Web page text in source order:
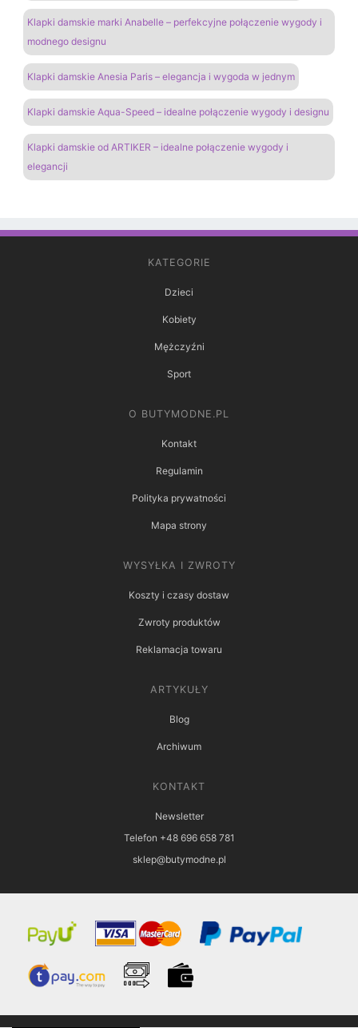
Klapki damskie marki Anabelle – perfekcyjne połączenie wygody i
modnego designu
Klapki damskie Anesia Paris – elegancja i wygoda w jednym
Klapki damskie Aqua-Speed – idealne połączenie wygody i designu
Klapki damskie od ARTIKER – idealne połączenie wygody i
elegancji
KATEGORIE
Dzieci
Kobiety
Mężczyźni
Sport
O BUTYMODNE.PL
Kontakt
Regulamin
Polityka prywatności
Mapa strony
WYSYŁKA I ZWROTY
Koszty i czasy dostaw
Zwroty produktów
Reklamacja towaru
ARTYKUŁY
Blog
Archiwum
KONTAKT
Newsletter
Telefon +48 696 658 781
sklep@butymodne.pl